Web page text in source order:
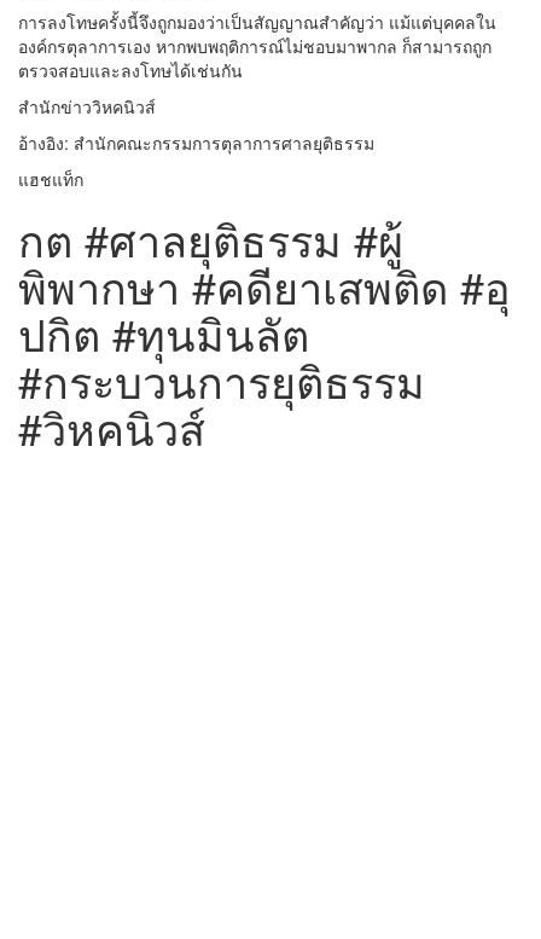
การลงโทษครั้งนี้จึงถูกมองว่าเป็นสัญญาณสำคัญว่า แม้แต่บุคคลใน
องค์กรตุลาการเอง หากพบพฤติการณ์ไม่ชอบมาพากล ก็สามารถถูก
ตรวจสอบและลงโทษได้เช่นกัน
สำนักข่าววิหคนิวส์
อ้างอิง: สำนักคณะกรรมการตุลาการศาลยุติธรรม
แฮชแท็ก
กต #ศาลยุติธรรม #ผู้
พิพากษา #คดียาเสพติด #อุ
ปกิต #ทุนมินลัต
#กระบวนการยุติธรรม
#วิหคนิวส์